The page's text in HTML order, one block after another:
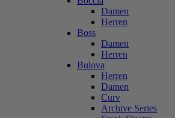
Damen
Herren
Boss
Damen
Herren
Bulova
Herren
Damen
Curv
Archive Series